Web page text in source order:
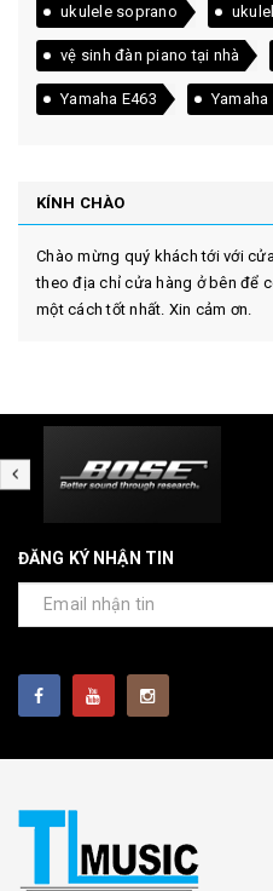
ukulele soprano
vệ sinh đàn piano tại nhà
Yamaha E463 Yamaha
KÍNH CHÀO
Chào mừng quý khách tới với
theo địa chỉ cửa hàng ở bên để
một cách tốt nhất. Xin cảm ơn.
ĐĂNG KÝ NHẬN TIN